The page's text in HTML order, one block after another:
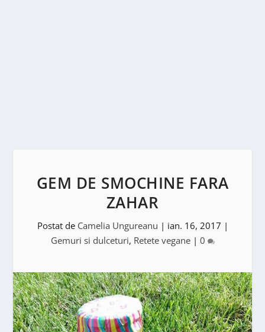
GEM DE SMOCHINE FARA
ZAHAR
Postat de Camelia Ungureanu | ian. 16, 2017 |
Gemuri si dulceturi, Retete vegane| 0